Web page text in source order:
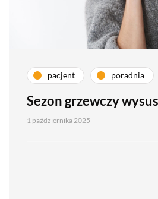
pacjent poradnia
Sezon grzewczy
1 października 2025